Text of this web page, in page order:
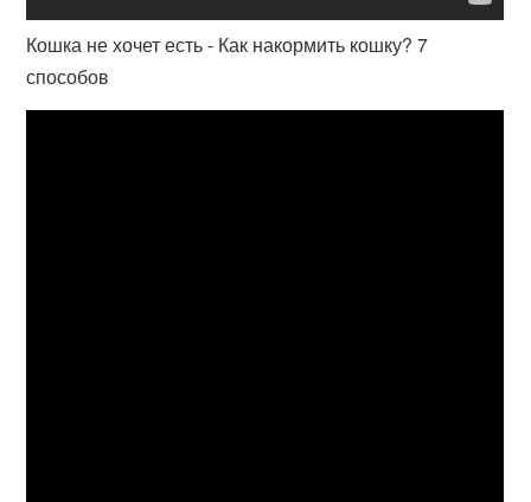
Кошка не хочет есть - Как накормить кошку? 7
способов